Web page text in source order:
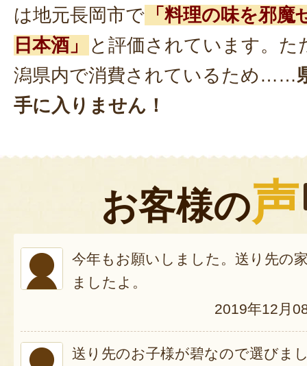
は地元長岡市で 「料理の味を邪
日本酒」
と評価されています。た
潟県内で消費されているため……
手に入りません！
お客様の声
今年もお願いしました。送り先の
ましたよ。
2019年12月
送り先のお子様が碧なので選びま